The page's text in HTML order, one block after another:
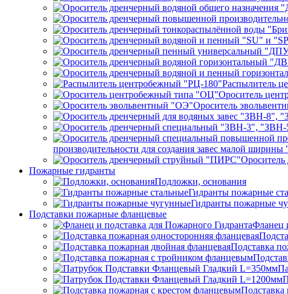
Распылитель
Ороситель
Ороситель
производительности для создания завес малой
Пожарные гидранты
Подложки, основания
Гидранты пожарные
Гидранты пожарные
Подставки пожарные фланцевые
Фланец
Подставка
Подставка